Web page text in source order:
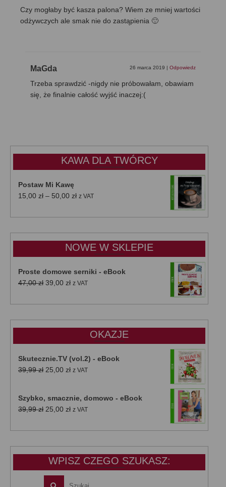
Czy mogłaby być kasza palona? Wiem ze mniej wartości
odżywczych ale smak nie do zastąpienia 🙂
MaGda 26 marca 2019 Odpowiedz
Trzeba sprawdzić -nigdy nie próbowałam, obawiam
się, że finalnie całość wyjść inaczej:(
KAWA DLA TWÓRCY
Postaw Mi Kawę
15,00 zł – 50,00 złZakres
od
do
50,00 zł
z VAT
NOWE W SKLEPIE
Proste domowe serniki - eBook
47,00zł Pierwotna
wynosiła:
39,00 złAktualna
wynosi:
z VAT
OKAZJE
Skutecznie.TV (vol.2) - eBook
39,99zł Pierwotna
39,99 zł.
25,00 złAktualna
25,00 zł.
z VAT
Szybko, smacznie, domowo - eBook
39,99zł Pierwotna
wynosiła:
25,00 złAktualna
wynosi:
z VAT
WPISZ CZEGO SZUKASZ: